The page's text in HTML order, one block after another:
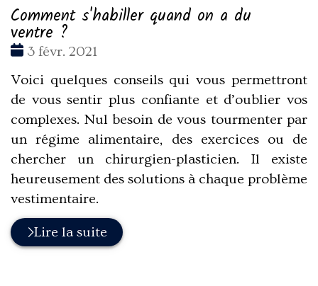
Comment s'habiller quand on a du
ventre ?
Date
3 févr. 2021
Voici quelques conseils qui vous permettront
de vous sentir plus confiante et d’oublier vos
complexes. Nul besoin de vous tourmenter par
un régime alimentaire, des exercices ou de
chercher un chirurgien-plasticien. Il existe
heureusement des solutions à chaque problème
vestimentaire.
Lire la suite